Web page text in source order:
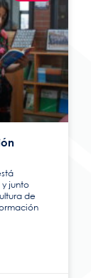
junto
de